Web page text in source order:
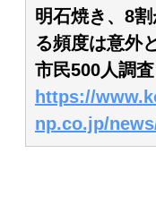
明石焼き、8
る頻度は意外
市民500人調査
https://
np.co.jp/